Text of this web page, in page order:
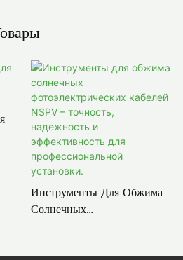
Инструменты Для Обжима
Солнечных